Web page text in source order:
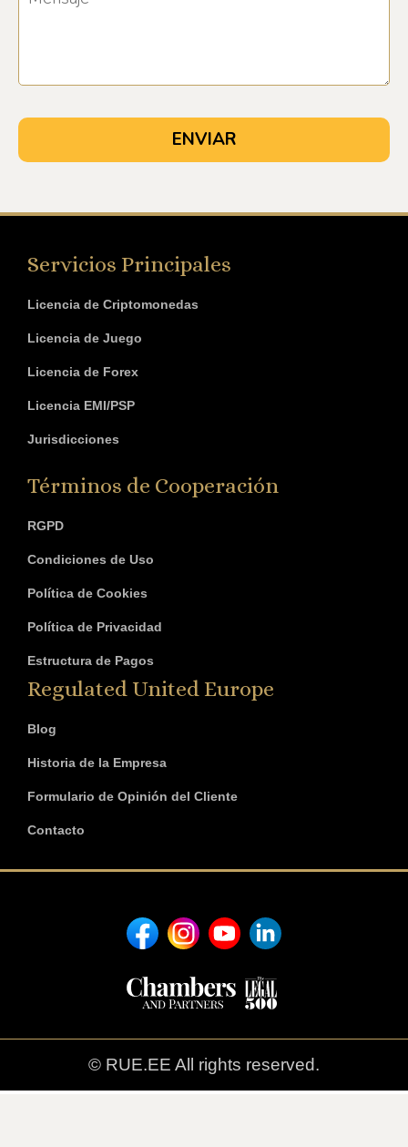
Servicios Principales
Licencia de Criptomonedas
Licencia de Juego
Licencia de Forex
Licencia EMI/PSP
Jurisdicciones
Términos de Cooperación
RGPD
Condiciones de Uso
Política de Cookies
Política de Privacidad
Estructura de Pagos
Regulated United Europe
Blog
Historia de la Empresa
Formulario de Opinión del Cliente
Contacto
© RUE.EE All rights reserved.